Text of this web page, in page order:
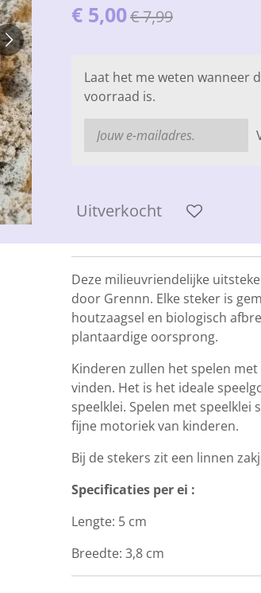
€ 5,00€ 7,99
Laat het me weten wanneer
voorraad is.
Uitverkocht
Deze milieuvriendelijke
door Grennn. Elke steker is
houtzaagsel en biologisch
plantaardige oorsprong.
Kinderen zullen het spelen
vinden. Het is het ideale
speelklei. Spelen met
fijne motoriek van kinderen.
Bij de stekers zit een linnen
Specificaties per ei :
Lengte: 5 cm
Breedte: 3,8 cm